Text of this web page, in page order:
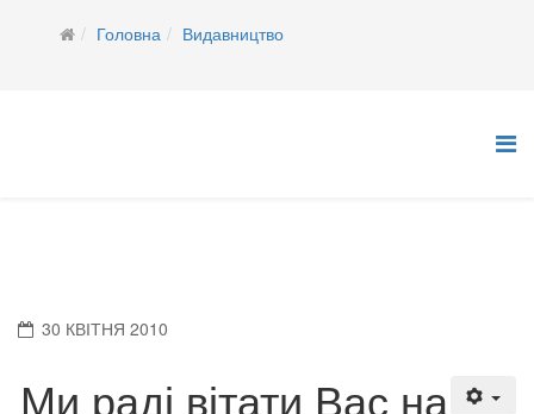
Головна Видавництво
30 КВІТНЯ 2010
Ми раді вітати Вас на